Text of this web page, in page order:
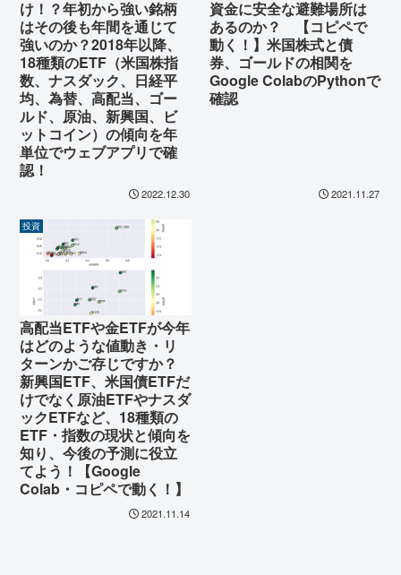
け！？年初から強い銘柄
はその後も年間を通じて
強いのか？2018年以降、
18種類のETF（米国株指
数、ナスダック、日経平
均、為替、高配当、ゴー
ルド、原油、新興国、ビ
ットコイン）の傾向を年
単位でウェブアプリで確
認！
2022.12.30
資金に安全な避難場所は
あるのか？ 【コピペで
動く！】米国株式と債
券、ゴールドの相関を
Google ColabのPythonで
確認
2021.11.27
投資
高配当ETFや金ETFが今年
はどのような値動き・リ
ターンかご存じですか？
新興国ETF、米国債ETFだ
けでなく原油ETFやナスダ
ックETFなど、18種類の
ETF・指数の現状と傾向を
知り、今後の予測に役立
てよう！【Google
Colab・コピペで動く！】
2021.11.14